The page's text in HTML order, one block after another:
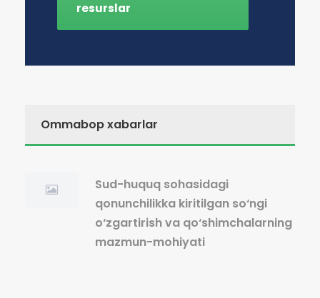
resurslar
Ommabop xabarlar
Sud-huquq sohasidagi
qonunchilikka kiritilgan so‘ngi
o‘zgartirish va qo‘shimchalarning
mazmun-mohiyati